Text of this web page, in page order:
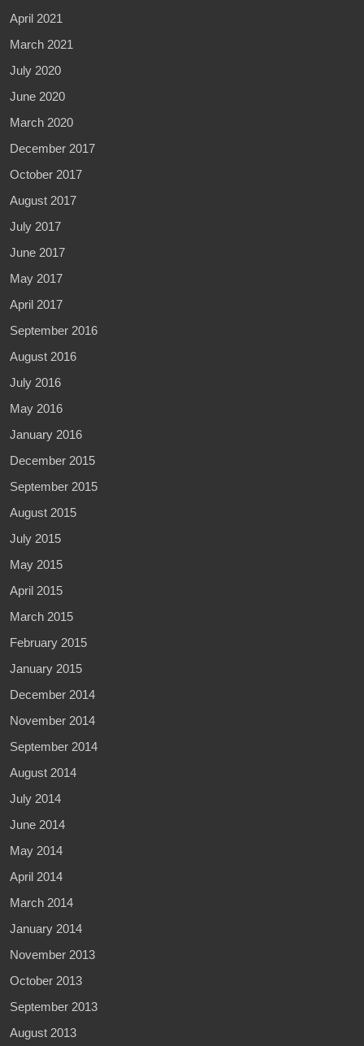
April 2021
March 2021
July 2020
June 2020
March 2020
December 2017
October 2017
August 2017
July 2017
June 2017
May 2017
April 2017
September 2016
August 2016
July 2016
May 2016
January 2016
December 2015
September 2015
August 2015
July 2015
May 2015
April 2015
March 2015
February 2015
January 2015
December 2014
November 2014
September 2014
August 2014
July 2014
June 2014
May 2014
April 2014
March 2014
January 2014
November 2013
October 2013
September 2013
August 2013